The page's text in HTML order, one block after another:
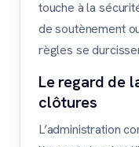
touche à la
de soutènement
règles se
Le regard de
clôtures
L’administration